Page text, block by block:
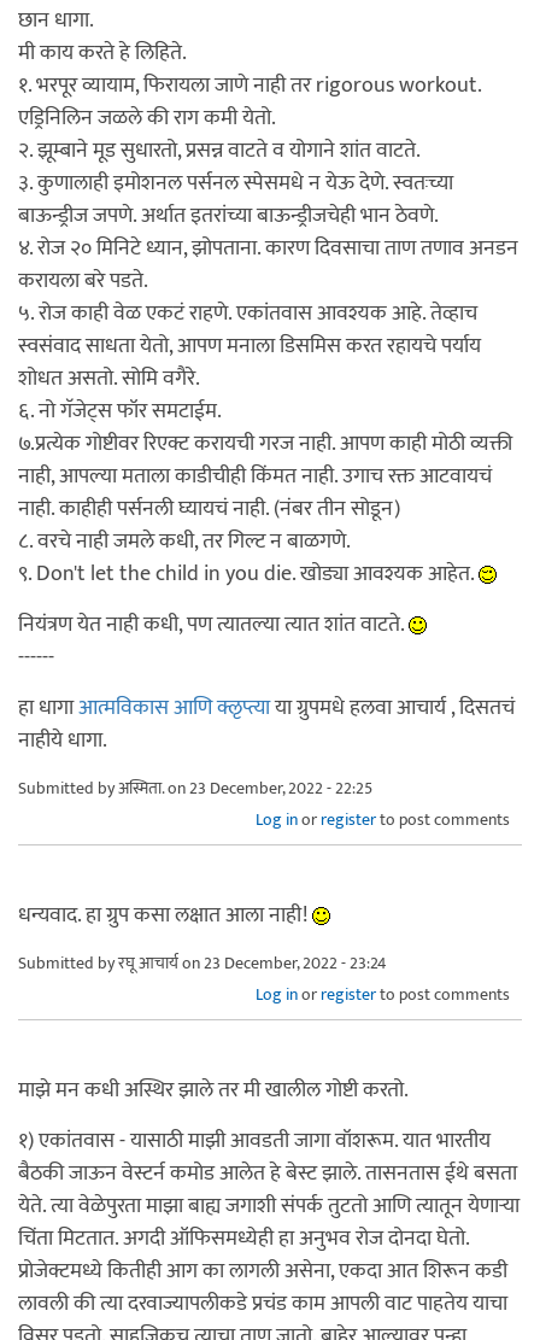
छान धागा.
मी काय करते हे लिहिते.
१. भरपूर व्यायाम, फिरायला जाणे नाही तर rigorous workout.
एड्रिनिलिन जळले की राग कमी येतो.
२. झूम्बाने मूड सुधारतो, प्रसन्न वाटते व योगाने शांत वाटते.
३. कुणालाही इमोशनल पर्सनल स्पेसमधे न येऊ देणे. स्वतःच्या
बाऊन्ड्रीज जपणे. अर्थात इतरांच्या बाऊन्ड्रीजचेही भान ठेवणे.
४. रोज २० मिनिटे ध्यान, झोपताना. कारण दिवसाचा ताण तणाव अनडन
करायला बरे पडते.
५. रोज काही वेळ एकटं राहणे. एकांतवास आवश्यक आहे. तेव्हाच
स्वसंवाद साधता येतो, आपण मनाला डिसमिस करत रहायचे पर्याय
शोधत असतो. सोमि वगैरे.
६. नो गॅजेट्स फॉर समटाईम.
७.प्रत्येक गोष्टीवर रिएक्ट करायची गरज नाही. आपण काही मोठी व्यक्ती
नाही, आपल्या मताला काडीचीही किंमत नाही. उगाच रक्त आटवायचं
नाही. काहीही पर्सनली घ्यायचं नाही. (नंबर तीन सोडून)
८. वरचे नाही जमले कधी, तर गिल्ट न बाळगणे.
९. Don't let the child in you die. खोड्या आवश्यक आहेत.
नियंत्रण येत नाही कधी, पण त्यातल्या त्यात शांत वाटते.
------
हा धागाआत्मविकास आणि क्लृप्त्याया ग्रुपमधे हलवा आचार्य , दिसतचं
नाहीये धागा.
Submitted byअस्मिता.on 23 December, 2022 - 22:25
Log inorregisterto post comments
धन्यवाद. हा ग्रुप कसा लक्षात आला नाही!
Submitted byरघू आचार्यon 23 December, 2022 - 23:24
Log inorregisterto post comments
माझे मन कधी अस्थिर झाले तर मी खालील गोष्टी करतो.
१) एकांतवास - यासाठी माझी आवडती जागा वॉशरूम. यात भारतीय
बैठकी जाऊन वेस्टर्न कमोड आलेत हे बेस्ट झाले. तासनतास ईथे बसता
येते. त्या वेळेपुरता माझा बाह्य जगाशी संपर्क तुटतो आणि त्यातून येणाऱ्या
चिंता मिटतात. अगदी ऑफिसमध्येही हा अनुभव रोज दोनदा घेतो.
प्रोजेक्टमध्ये कितीही आग का लागली असेना, एकदा आत शिरून कडी
लावली की त्या दरवाज्यापलीकडे प्रचंड काम आपली वाट पाहतेय याचा